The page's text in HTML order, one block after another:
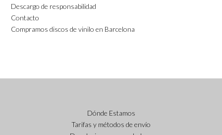
Descargo de responsabilidad
Contacto
Compramos discos de vinilo en Barcelona
Dónde Estamos
Tarifas y métodos de envío